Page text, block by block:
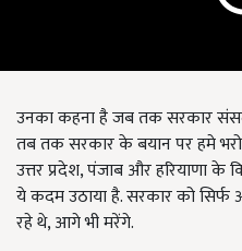
उनका कहना है जब तक सरकार
तब तक सरकार के बयान पर हमे
उत्तर प्रदेश, पंजाब और हरियाणा
ये कदम उठाया है. सरकार को सिर्फ
रहे थे, आगे भी मरेंगे.